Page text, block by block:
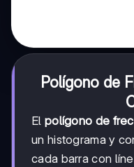
Polígono de
El polígono de
un histograma y
cada barra con